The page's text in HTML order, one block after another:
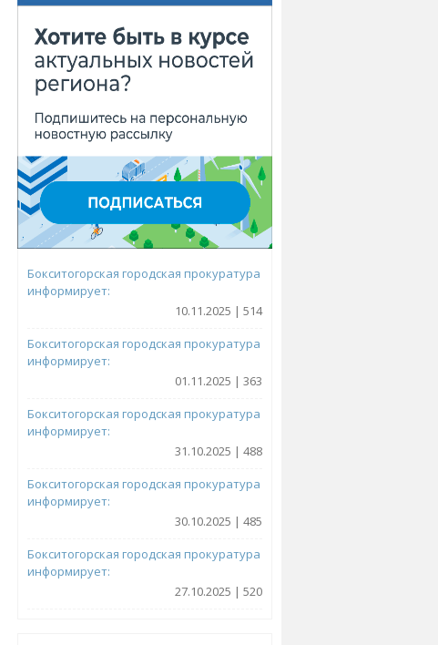
Бокситогорская городская прокуратура
информирует:
10.11.2025 | 514
Бокситогорская городская прокуратура
информирует:
01.11.2025 | 363
Бокситогорская городская прокуратура
информирует:
31.10.2025 | 488
Бокситогорская городская прокуратура
информирует:
30.10.2025 | 485
Бокситогорская городская прокуратура
информирует:
27.10.2025 | 520